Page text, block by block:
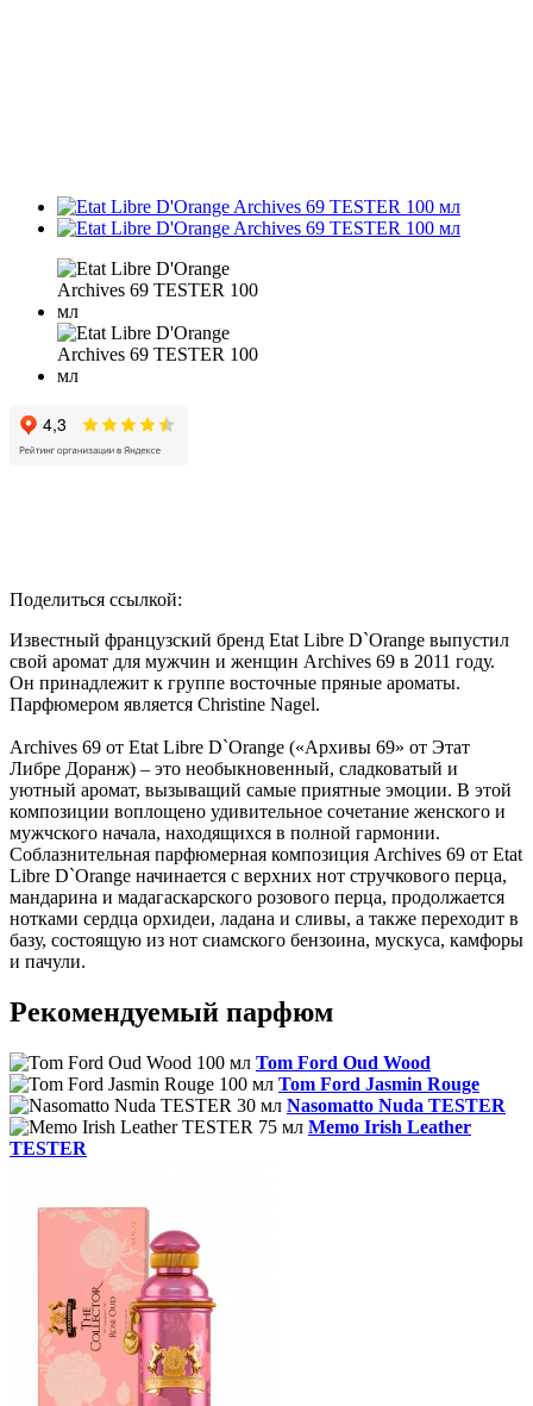
Поделиться ссылкой:
Известный французский бренд Etat Libre D`Orange выпустил
свой аромат для мужчин и женщин Archives 69 в 2011 году.
Он принадлежит к группе восточные пряные ароматы.
Парфюмером является Christine Nagel.
Archives 69 от Etat Libre D`Orange («Архивы 69» от Этат
Либре Доранж) – это необыкновенный, сладковатый и
уютный аромат, вызыващий самые приятные эмоции. В этой
композиции воплощено удивительное сочетание женского и
мужчского начала, находящихся в полной гармонии.
Соблазнительная парфюмерная композиция Archives 69 от Etat
Libre D`Orange начинается с верхних нот стручкового перца,
мандарина и мадагаскарского розового перца, продолжается
нотками сердца орхидеи, ладана и сливы, а также переходит в
базу, состоящую из нот сиамского бензоина, мускуса, камфоры
и пачули.
Рекомендуемый парфюм
Tom Ford Oud Wood
Tom Ford Jasmin Rouge
Nasomatto Nuda TESTER
Memo Irish Leather
TESTER